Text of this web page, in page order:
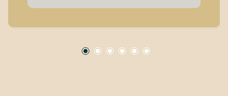
na prefeitura. A topografia em declive permite
excelente aproveitamento de garagem ou área
das regiões que mais crescem e valorizam na